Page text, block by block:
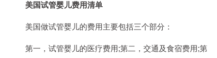
美国试管婴儿费用清单
美国做试管婴儿的费用主要包括三个部分：
第一，试管婴儿的医疗费用;第二，交通及食宿费用;第